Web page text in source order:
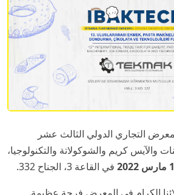
التجاري الدولي الثالث عشر
والآيس كريم والشوكولاتة والتكنولوجيا،
في القاعة 3، الجناح 332.